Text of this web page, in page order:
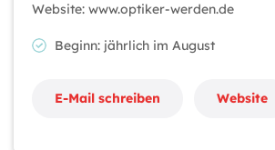
Website: www.optiker-werden.de
Beginn: jährlich im August
E-Mail schreiben Website